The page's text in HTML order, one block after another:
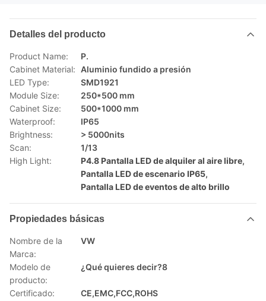
Detalles del producto
Product Name:
P.
Cabinet Material: Aluminio fundido a presión
LED Type:
SMD1921
Module Size:
250*500 mm
Cabinet Size:
500*1000 mm
Waterproof:
IP65
Brightness:
> 5000nits
Scan:
1/13
High Light:
P4.8 Pantalla LED de alquiler al aire libre,
Pantalla LED de escenario IP65,
Pantalla LED de eventos de alto brillo
Propiedades básicas
Nombre de la
Marca:
VW
Modelo de
producto:
¿Qué quieres decir?8
Certificado:
CE,EMC,FCC,ROHS